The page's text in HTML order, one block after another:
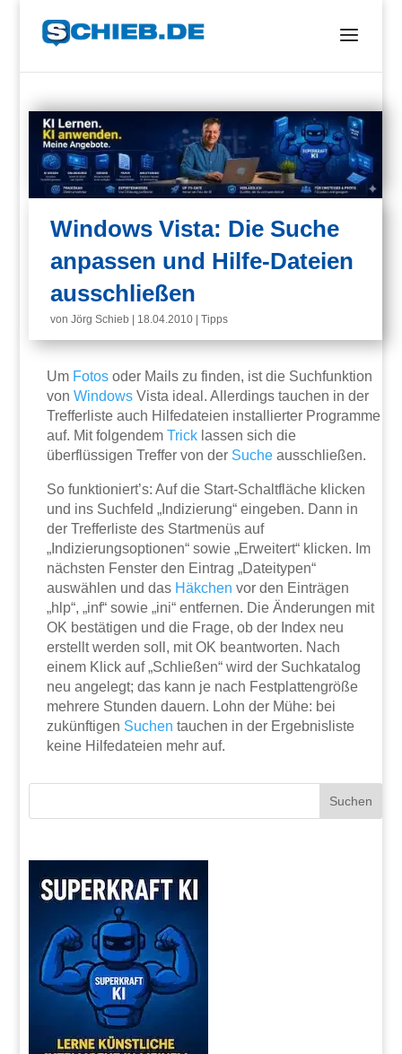
Windows Vista: Die Suche
anpassen und Hilfe-Dateien
ausschließen
vonJörg Schieb 18.04.2010 |Tipps
Um Fotos oder Mails zu finden, ist die Suchfunktion
vonWindows Vista ideal. Allerdings tauchen in der
Trefferliste auch Hilfedateien installierter Programme
auf. Mit folgendemTrick lassen sich die
überflüssigen Treffer von der Suche ausschließen.
So funktioniert’s: Auf die Start-Schaltfläche klicken
und ins Suchfeld „Indizierung“ eingeben. Dann in
der Trefferliste des Startmenüs auf
„Indizierungsoptionen“ sowie „Erweitert“ klicken. Im
nächsten Fenster den Eintrag „Dateitypen“
auswählen und das Häkchen vor den Einträgen
„hlp“, „inf“ sowie „ini“ entfernen. Die Änderungen mit
OK bestätigen und die Frage, ob der Index neu
erstellt werden soll, mit OK beantworten. Nach
einem Klick auf „Schließen“ wird der Suchkatalog
neu angelegt; das kann je nach Festplattengröße
mehrere Stunden dauern. Lohn der Mühe: bei
zukünftigen Suchen tauchen in der Ergebnisliste
keine Hilfedateien mehr auf.